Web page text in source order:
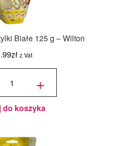
Białe 125 g – Wilton
zł z Vat
+
do koszyka